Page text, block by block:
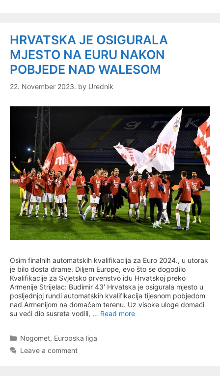
HRVATSKA JE OSIGURALA
MJESTO NA EURU NAKON
POBJEDE NAD WALESOM
22. November 2023. by Urednik
Osim finalnih automatskih kvalifikacija za Euro 2024., u utorak
je bilo dosta drame. Diljem Europe, evo što se dogodilo
Kvalifikacije za Svjetsko prvenstvo idu Hrvatskoj preko
Armenije Strijelac: Budimir 43′ Hrvatska je osigurala mjesto u
posljednjoj rundi automatskih kvalifikacija tijesnom pobjedom
nad Armenijom na domaćem terenu. Uz visoke uloge domaći
su veći dio susreta vodili, … Read more
Categories
Nogomet, Europska liga
Leave a comment